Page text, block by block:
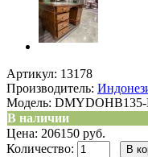
Артикул: 13178
Производитель:
Модель:
В наличии
Цена: 206150 руб.
Количество: